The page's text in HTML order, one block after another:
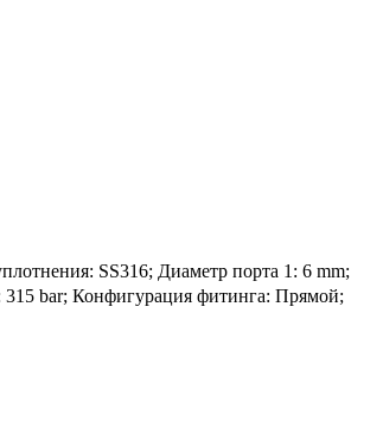
SS316; Диаметр порта 1: 6 mm;
bar; Конфигурация фитинга: Прямой;